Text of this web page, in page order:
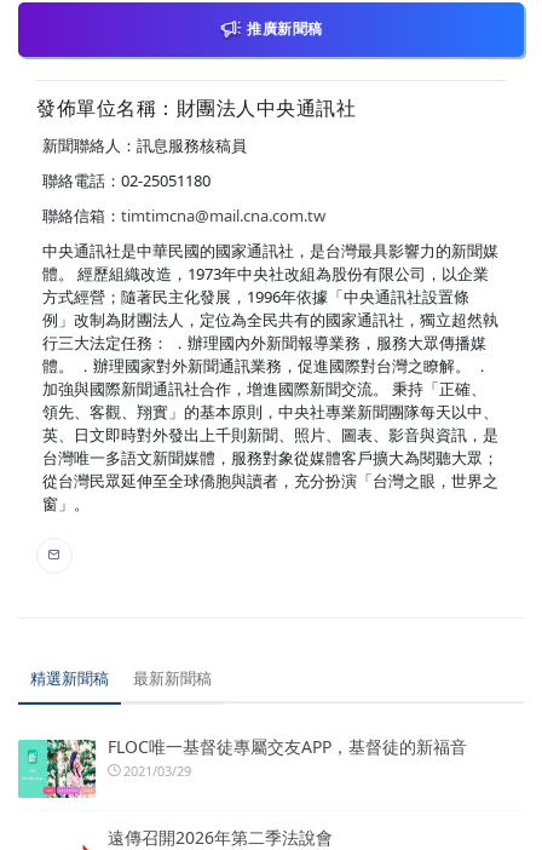
推廣新聞稿
發佈單位名稱：財團法人中央通訊社
新聞聯絡人：訊息服務核稿員
聯絡電話：02-25051180
聯絡信箱： timtimcna@mail.cna.com.tw
中央通訊社是中華民國的國家通訊社，是台灣最具影響力的新聞媒
體。 經歷組織改造，1973年中央社改組為股份有限公司，以企業
方式經營；隨著民主化發展，1996年依據「中央通訊社設置條
例」改制為財團法人，定位為全民共有的國家通訊社，獨立超然執
行三大法定任務： ．辦理國內外新聞報導業務，服務大眾傳播媒
體。 ．辦理國家對外新聞通訊業務，促進國際對台灣之瞭解。 ．
加強與國際新聞通訊社合作，增進國際新聞交流。 秉持「正確、
領先、客觀、翔實」的基本原則，中央社專業新聞團隊每天以中、
英、日文即時對外發出上千則新聞、照片、圖表、影音與資訊，是
台灣唯一多語文新聞媒體，服務對象從媒體客戶擴大為閱聽大眾；
從台灣民眾延伸至全球僑胞與讀者，充分扮演「台灣之眼，世界之
窗」。
精選新聞稿 最新新聞稿
FLOC唯一基督徒專屬交友APP，基督徒的新福音
2021/03/29
遠傳召開2026年第二季法說會